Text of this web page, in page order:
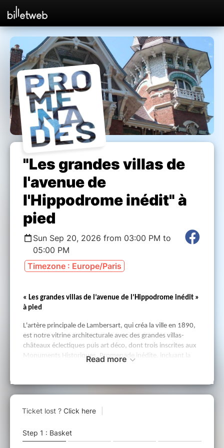
"Les grandes villas de
l'avenue de
l'Hippodrome inédit" à
pied
Sun Sep 20, 2026 from 03:00 PM to
05:00 PM
Timezone : Europe/Paris
« Les grandes villas de l’avenue de l’Hippodrome inédit »
à pied
L'artère principale de Lambersart, qui créa la ville en 1890,
est notre vitrine architecturale avec des grandes villas-
châteaux éclectiques puis art déco, dont trois inscrites aux
Monuments Historiques. Promenade inédite, incluant la
Lieu de rendez-vous de départ 5 minutes avant : devant
rue de la Carnoy.
Renseignements sur la promenade et son contenu :
patrimoineculturel@ville-lambersart.fr
Read more